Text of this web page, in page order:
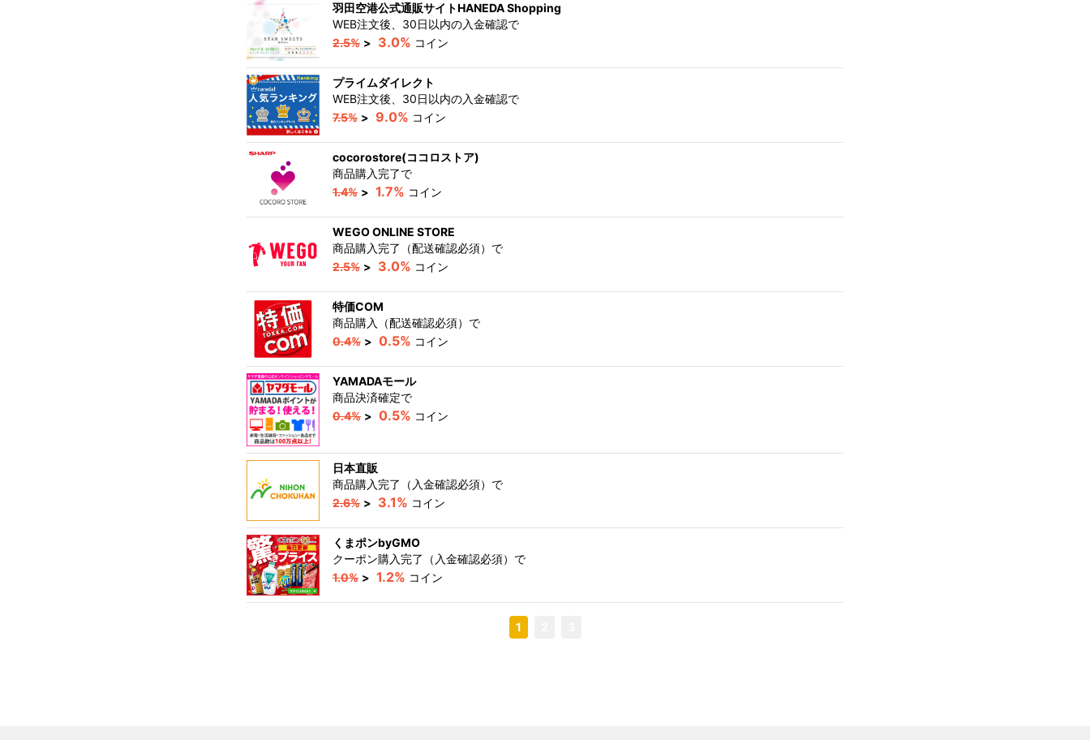
羽田空港公式通販サイトHANEDA Shopping
WEB注文後、30日以内の入金確認で
2.5% > 3.0% コイン
プライムダイレクト
WEB注文後、30日以内の入金確認で
7.5% > 9.0% コイン
cocorostore(ココロストア)
商品購入完了で
1.4% > 1.7% コイン
WEGO ONLINE STORE
商品購入完了（配送確認必須） で
2.5% > 3.0% コイン
特価COM
商品購入（配送確認必須） で
0.4% > 0.5% コイン
YAMADAモール
商品決済確定で
0.4% > 0.5% コイン
日本直販
商品購入完了（入金確認必須） で
2.6% > 3.1% コイン
くまポンbyGMO
クーポン購入完了（入金確認必須） で
1.0% > 1.2% コイン
1